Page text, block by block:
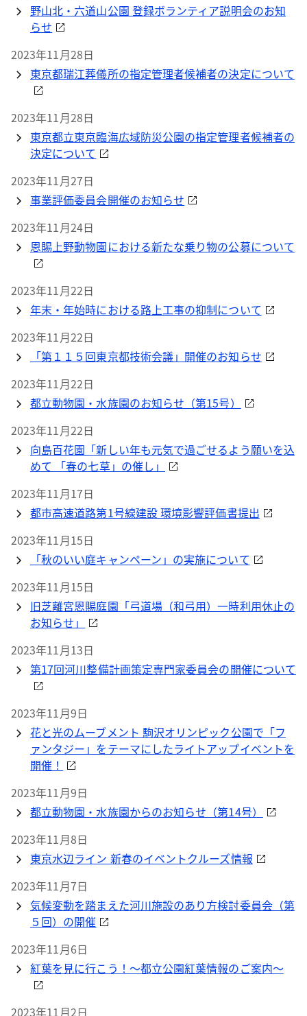
野山北・六道山公園 登録ボランティア説明会のお知
らせ
2023年11月28日
東京都瑞江葬儀所の指定管理者候補者の決定について
2023年11月28日
東京都立東京臨海広域防災公園の指定管理者候補者の
決定について
2023年11月27日
事業評価委員会開催のお知らせ
2023年11月24日
恩賜上野動物園における新たな乗り物の公募について
2023年11月22日
年末・年始時における路上工事の抑制について
2023年11月22日
「第１１５回東京都技術会議」開催のお知らせ
2023年11月22日
都立動物園・水族園のお知らせ（第15号）
2023年11月22日
向島百花園「新しい年も元気で過ごせるよう願いを込
めて 「春の七草」の催し」
2023年11月17日
都市高速道路第1号線建設 環境影響評価書提出
2023年11月15日
「秋のいい庭キャンペーン」の実施について
2023年11月15日
旧芝離宮恩賜庭園「弓道場（和弓用）一時利用休止の
お知らせ」
2023年11月13日
第17回河川整備計画策定専門家委員会の開催について
2023年11月9日
花と光のムーブメント 駒沢オリンピック公園で「フ
ァンタジー」をテーマにしたライトアップイベントを
開催！
2023年11月9日
都立動物園・水族園からのお知らせ（第14号）
2023年11月8日
東京水辺ライン 新春のイベントクルーズ情報
2023年11月7日
気候変動を踏まえた河川施設のあり方検討委員会（第
５回）の開催
2023年11月6日
紅葉を見に行こう！～都立公園紅葉情報のご案内～
2023年11月2日